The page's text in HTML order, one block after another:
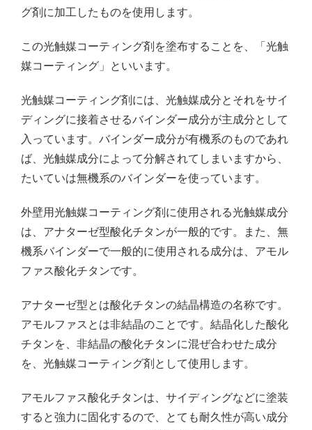
グ剤に加工したものを使用します。
この光触媒コーティング剤を塗布することを、「光触
媒コーティング」といいます。
光触媒コーティング剤には、光触媒成分とそれをサイ
ディングに接着させるバインダー成分が主成分として
入っています。バインダー成分が有機系のものであれ
ば、光触媒成分によって分解されてしまいますから、
たいていは無機系のバインダーを使っています。
外壁用光触媒コーティング剤に使用される光触媒成分
は、アナターゼ型酸化チタンが一般的です。また、無
機系バインダーで一般的に使用される成分は、アモル
ファス酸化チタンです。
アナターゼ型とは酸化チタンの結晶構造の名称です。
アモルファスとは非結晶のことです。結晶化した酸化
チタンを、非結晶の酸化チタンに混ぜ合わせた成分
を、光触媒コーティング剤として使用します。
アモルファス酸化チタンは、サイディングなどに塗装
すると強力に固化するので、とても耐久性が高い成分